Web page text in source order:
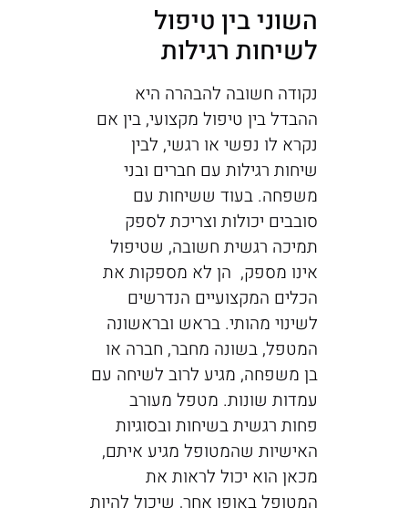
השוני בין טיפול
לשיחות רגילות
נקודה חשובה להבהרה היא
ההבדל בין טיפול מקצועי, בין אם
נקרא לו נפשי או רגשי, לבין
שיחות רגילות עם חברים ובני
משפחה. בעוד ששיחות עם
סובבים יכולות וצריכת לספק
תמיכה רגשית חשובה, שטיפול
אינו מספק, הן לא מספקות את
הכלים המקצועיים הנדרשים
לשינוי מהותי. בראש ובראשונה
המטפל, בשונה מחבר, חברה או
בן משפחה, מגיע לרוב לשיחה עם
עמדות שונות. מטפל מעורב
פחות רגשית בשיחות ובסוגיות
האישיות שהמטופל מגיע איתם,
מכאן הוא יכול לראות את